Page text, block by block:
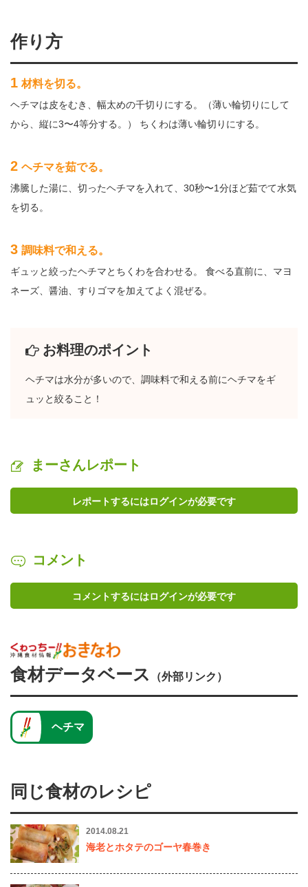
作り方
1 材料を切る。
ヘチマは皮をむき、幅太めの千切りにする。（薄い輪切りにして
から、縦に3〜4等分する。） ちくわは薄い輪切りにする。
2 ヘチマを茹でる。
沸騰した湯に、切ったヘチマを入れて、30秒〜1分ほど茹でて水気
を切る。
3 調味料で和える。
ギュッと絞ったヘチマとちくわを合わせる。 食べる直前に、マヨ
ネーズ、醤油、すりゴマを加えてよく混ぜる。
お料理のポイント
ヘチマは水分が多いので、調味料で和える前にヘチマをギ
ュッと絞ること！
まーさんレポート
レポートするにはログインが必要です
コメント
コメントするにはログインが必要です
食材データベース （外部リンク）
ヘチマ
同じ食材のレシピ
2014.08.21
海老とホタテのゴーヤ春巻き